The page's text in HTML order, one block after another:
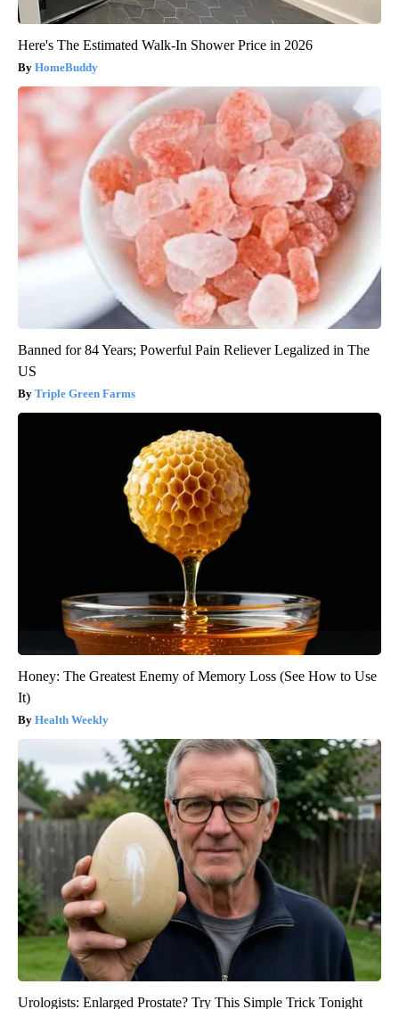
Here's The Estimated Walk-In Shower Price in 2026
HomeBuddy
Banned for 84 Years; Powerful Pain Reliever Legalized in The
US
Triple Green Farms
Honey: The Greatest Enemy of Memory Loss (See How to Use
It)
Health Weekly
Urologists: Enlarged Prostate? Try This Simple Trick Tonight